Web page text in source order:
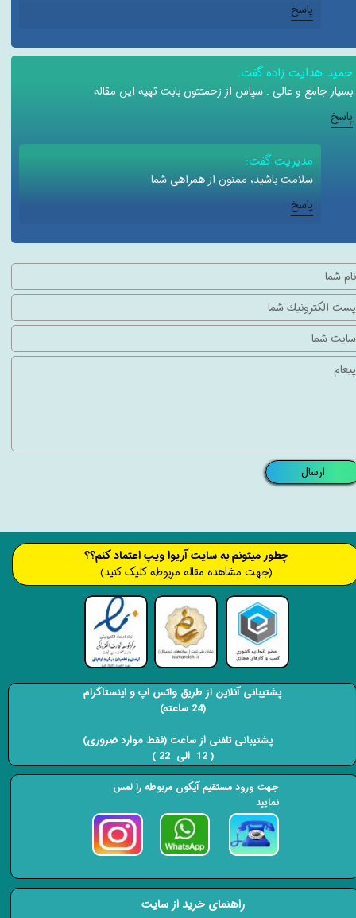
پاسخ
حمید هدایت زاده گفت:
بسیار جامع و عالی . سپاس از زحمتتون بابت تهیه این مقاله
پاسخ
مدیریت گفت:
سلامت باشید، ممنون از همراهی شما
پاسخ
ارسال
​​​چطور میتونم به سایت آریوا ویپ اعتماد کنم؟؟
(جهت مشاهده مقاله مربوطه کلیک کنید)
راهنمای خرید از سایت
پشتیبانی آنلاین از طریق واتس اپ و اینستاگرام
(24 ساعته)
​​​​​​​ پشتیبانی تلفنی از ساعت (فقط موارد ضروری)
( 12 الی 22 ) ​​​​​​​
جهت ورود مستقیم آیکون مربوطه را لمس
نمایید